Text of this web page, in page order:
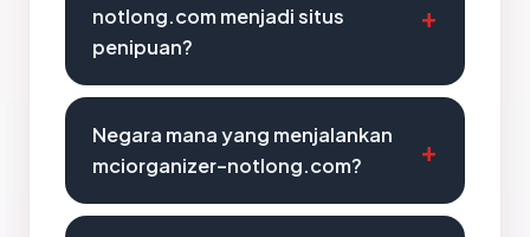
notlong.com menjadi situs
penipuan?
Negara mana yang menjalankan
mciorganizer-notlong.com?